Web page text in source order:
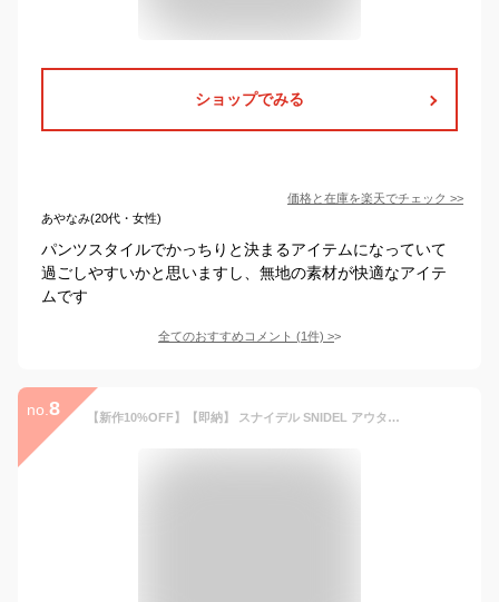
ショップでみる
価格と在庫を楽天でチェック >>
あやなみ(20代・女性)
パンツスタイルでかっちりと決まるアイテムになっていて
過ごしやすいかと思いますし、無地の素材が快適なアイテ
ムです
全てのおすすめコメント (1件) >
no. 8 【新作10%OFF】【即納】 スナイデル SNIDEL アウター 25秋冬 オーバーサイズウールジャケット ミドル丈 長袖 セットアップ swfo254178 swfj254160